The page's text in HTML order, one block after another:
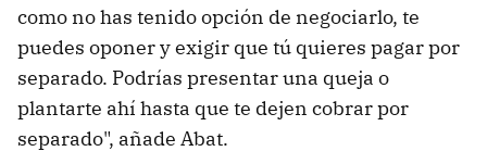
como no has tenido opción de negociarlo, te
puedes oponer y exigir que tú quieres pagar por
separado. Podrías presentar una queja o
plantarte ahí hasta que te dejen cobrar por
separado", añade Abat.